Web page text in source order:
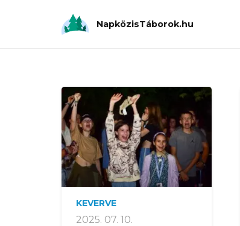
NapközisTáborok.hu
KEVERVE
2025. 07. 10.